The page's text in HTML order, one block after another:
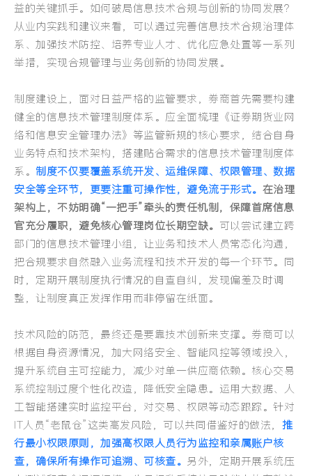
益的关键抓手。 如何破局信息技术合规与创新的协同发展？
从业内实践和建议来看，可以通过完善信息技术合规治理体
系、加强技术防控、培养专业人才、优化应急处置等一系列
举措，实现合规管理与业务创新的协同发展。
制度建设上，面对日益严格的监管要求，券商首先需要构建
健全的信息技术管理制度体系。应全面梳理《证券期货业网
络和信息安全管理办法》等监管新规的核心要求，结合自身
业务特点和技术架构，搭建贴合需求的信息技术管理制度体
系。制度不仅要覆盖系统开发、运维保障、权限管理、数据
安全等全环节，更要注重可操作性，避免流于形式。 在治理
架构上，不妨明确“一把手”牵头的责任机制，保障首席信息
官充分履职，避免核心管理岗位长期空缺。 可以尝试建立跨
部门的信息技术管理小组，让业务和技术人员常态化沟通，
把合规要求自然融入业务流程和技术开发的每一个环节。同
时，定期开展制度执行情况的自查自纠，发现偏差及时调
整，让制度真正发挥作用而非停留在纸面。
技术风险的防范，最终还是要靠技术创新来支撑。券商可以
根据自身资源情况，加大网络安全、智能风控等领域投入，
提升系统自主可控能力，减少对单一供应商依赖。核心交易
系统控制过度个性化改造，降低安全隐患。运用大数据、人
工智能搭建实时监控平台，对交易、权限等动态跟踪。针对
IT人员“老鼠仓”这类高发风险，可以共同借鉴好的做法， 推
行最小权限原则，加强高权限人员行为监控和亲属账户核
查，确保所有操作可追溯、可核查。 另外，定期开展系统压